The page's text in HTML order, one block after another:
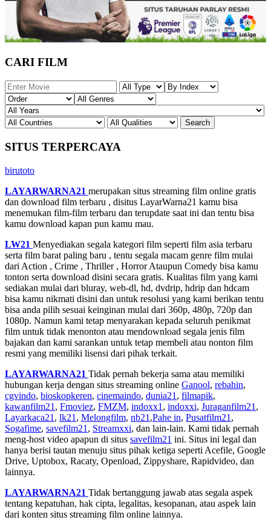
CARI FILM
SITUS TERPERCAYA
birutoto
LAYARWARNA21 merupakan situs streaming film online gratis
dan download film terbaru , disitus LayarWarna21 kamu bisa
menemukan film-film terbaru dan terupdate saat ini dan tentu bisa
kamu download kapan pun kamu mau.
LW21 Menyediakan segala kategori film seperti film asia terbaru
serta film barat paling baru , tentu segala macam genre film mulai
dari Action , Crime , Thriller , Horror Ataupun Comedy bisa kamu
tonton serta download disini secara gratis. Kualitas film yang kami
sediakan mulai dari bluray, web-dl, hd, dvdrip, hdrip dan hdcam
bisa kamu nikmati disini dan untuk resolusi yang kami berikan tentu
bisa anda pilih sesuai keinginan mulai dari 360p, 480p, 720p dan
1080p. Namun kami tetap menyarakan kepada seluruh penikmat
film untuk tidak menonton atau mendownload segala jenis film
bajakan dan kami sarankan untuk tetap membeli atau nonton film
resmi yang memiliki lisensi dari pihak terkait.
LAYARWARNA21 Tidak pernah bekerja sama atau memiliki
hubungan kerja dengan situs streaming online Ganool, rebahin,
cgvindo, bioskopkeren, cinemaindo, dunia21 , filmapik,
kawanfilm21 , Fmoviez, FMZM, indoxx1 , indoxxi, Juraganfilm21 ,
Layarkaca21 , lk21 , Melongfilm, nb21 ,Pahe in, Pusatfilm21 ,
Sogafime, savefilm21 , Streamxxi, dan lain-lain. Kami tidak pernah
meng-host video apapun di situs savefilm21 ini. Situs ini legal dan
hanya berisi tautan menuju situs pihak ketiga seperti Acefile, Google
Drive, Uptobox, Racaty, Openload, Zippyshare, Rapidvideo, dan
lainnya.
LAYARWARNA21 Tidak bertanggung jawab atas segala aspek
tentang kepatuhan, hak cipta, legalitas, kesopanan, atau aspek lain
dari konten situs streaming film online lainnya.